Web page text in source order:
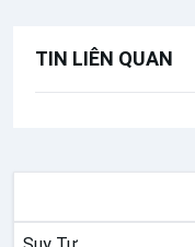
TIN LIÊN QUAN